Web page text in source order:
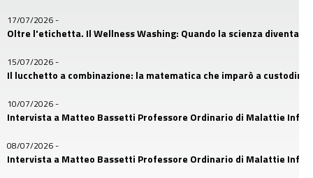
17/07/2026-
Oltre l'etichetta. Il Wellness Washing: Quando la scienza diventa
15/07/2026-
Il lucchetto a combinazione: la matematica che imparò a custodire
10/07/2026-
Intervista a Matteo Bassetti Professore Ordinario di Malattie
08/07/2026-
Intervista a Matteo Bassetti Professore Ordinario di Malattie